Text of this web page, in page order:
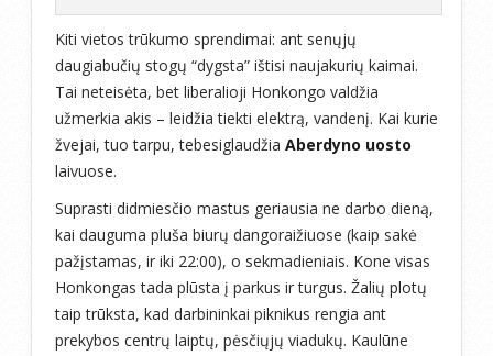
Kiti vietos trūkumo sprendimai: ant senųjų
daugiabučių stogų “dygsta” ištisi naujakurių kaimai.
Tai neteisėta, bet liberalioji Honkongo valdžia
užmerkia akis – leidžia tiekti elektrą, vandenį. Kai kurie
žvejai, tuo tarpu, tebesiglaudžia Aberdyno uosto
laivuose.
Suprasti didmiesčio mastus geriausia ne darbo dieną,
kai dauguma pluša biurų dangoraižiuose (kaip sakė
pažįstamas, ir iki 22:00), o sekmadieniais. Kone visas
Honkongas tada plūsta į parkus ir turgus. Žalių plotų
taip trūksta, kad darbininkai piknikus rengia ant
prekybos centrų laiptų, pėsčiųjų viadukų. Kaulūne